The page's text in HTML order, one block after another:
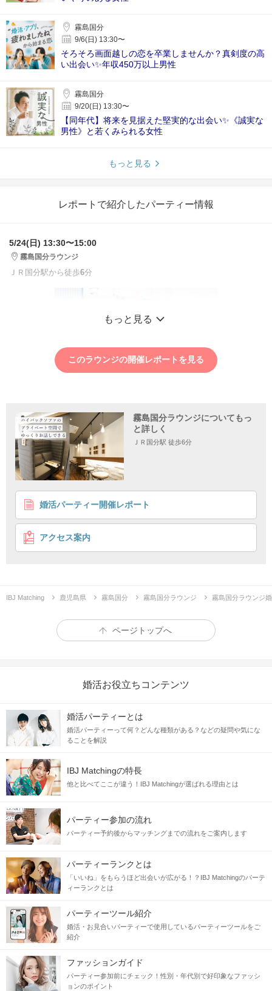
霧島国分
9/6(日) 13:30〜
そろそろ画面越しの恋を卒業しませんか？真剣度の高
い出会い✨️年収450万以上男性
霧島国分
9/20(日) 13:30〜
【同年代】将来を見据えた堅実的な出会い✨️《誠実な
男性》と若くみられる女性
もっと見る
レポートで紹介したパーティー情報
5/24(日) 13:30〜15:00
霧島国分ラウンジ
ＪＲ国分駅から徒歩6分
1 2 3 4
【30代限定】＼初婚&ノンスモーカー／
結婚を意識したお付き合い希望♡
ノンスモーカー&初婚 30代限定♪
＼30代限定トークパーティ／
結婚を感じられる
真剣なお付き合いが希望
ひとつだと考えている
大切な条件だと思う
❤︎
写真・基本情報・自己紹介文は
面倒だと思わず可能な限りご入力&登録を！
もっと見る
このラウンジの開催レポートを見る
霧島国分ラウンジについてもっ
と詳しく
ＪＲ国分駅 徒歩6分
婚活パーティー開催レポート
アクセス案内
IBJ Matching 鹿児島県 霧島国分 霧島国分ラウンジ 霧島国分ラウンジ
ページトップへ
婚活お役立ちコンテンツ
婚活パーティーとは
婚活パーティーって何？どんな種類がある？などの疑問や気にな
ることを解説
IBJ Matchingの特長
他と比べてここが違う！IBJ Matchingが選ばれる理由とは
パーティー参加の流れ
パーティー予約後からマッチングまでの流れをご案内します
パーティーランクとは
「いいね」をもらうほど出会いが広がる！？IBJ Matchingのパーテ
ィーランクとは
パーティーツール紹介
婚活・お見合いパーティーで使用しているパーティーツールをご
紹介
ファッションガイド
パーティー参加前にチェック！性別・年代別で好印象なファッシ
ョンのポイント